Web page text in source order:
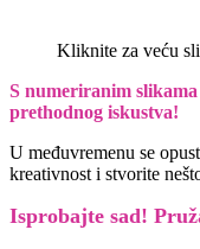
Kliknite za veću
S numeriranim
prethodnog iskustva!
U međuvremenu se
kreativnost i stvorite
Isprobajte sad!